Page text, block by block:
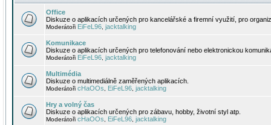
Office
Diskuze o aplikacích určených pro kancelářské a firemní využití, pro
Moderátoři EiFeL96 jacktalking
Komunikace
Diskuze o aplikacích určených pro telefonování nebo elektronickou
Moderátoři EiFeL96 jacktalking
Multimédia
Diskuze o multimediálně zaměřených aplikacích.
Moderátoři cHaOOs EiFeL96 jacktalking
Hry a volný čas
Diskuze o aplikacích určených pro zábavu, hobby, životní styl atp.
Moderátoři cHaOOs EiFeL96 jacktalking